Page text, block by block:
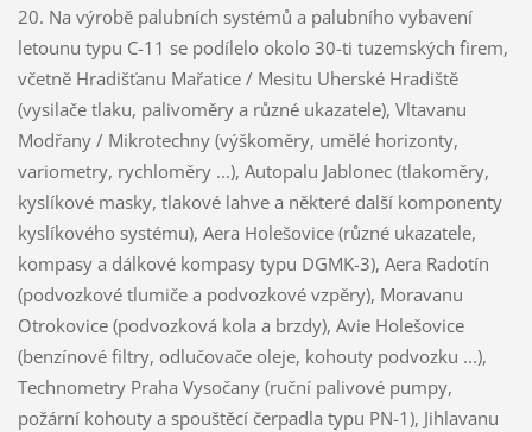
20. Na výrobě palubních systémů a palubního vybavení
letounu typu C-11 se podílelo okolo 30-ti tuzemských firem,
včetně Hradišťanu Mařatice / Mesitu Uherské Hradiště
(vysilače tlaku, palivoměry a různé ukazatele), Vltavanu
Modřany / Mikrotechny (výškoměry, umělé horizonty,
variometry, rychloměry ...), Autopalu Jablonec (tlakoměry,
kyslíkové masky, tlakové lahve a některé další komponenty
kyslíkového systému), Aera Holešovice (různé ukazatele,
kompasy a dálkové kompasy typu DGMK-3), Aera Radotín
(podvozkové tlumiče a podvozkové vzpěry), Moravanu
Otrokovice (podvozková kola a brzdy), Avie Holešovice
(benzínové filtry, odlučovače oleje, kohouty podvozku ...),
Technometry Praha Vysočany (ruční palivové pumpy,
požární kohouty a spouštěcí čerpadla typu PN-1), Jihlavanu